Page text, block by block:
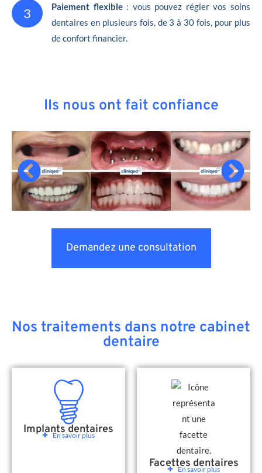
3 Paiement flexible: vous pouvez régler vos soins
dentaires en plusieurs fois, de 3 à 30 fois, pour plus
de confort financier.
Ils nous ont fait confiance
Demandez une consultation
Nos traitements dans notre cabinet
dentaire
Implants dentaires
En savoir plus
Facettes dentaires
En savoir plus